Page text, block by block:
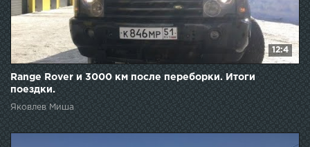
12:4
Range Rover и 3000 км после переборки. Итоги
поездки.
Яковлев Миша